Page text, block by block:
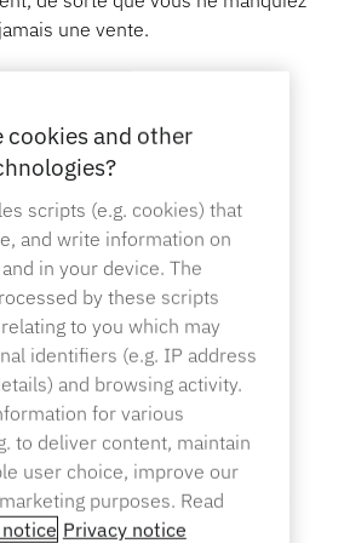
jamais une vente.
cookies and other
scripts (e.g. cookies) that
and write information on
in your device. The
by these scripts
to you which may
identifiers (e.g. IP address
and browsing activity.
for various
to deliver content, maintain
user choice, improve our
purposes. Read
Privacy notice